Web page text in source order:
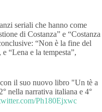
seriali che hanno come
di Costanza” e “Costanza
“Non è la fine del
“Lena e la tempesta”,
con il suo nuovo libro "Un tè a
nella narrativa italiana e 4°
Ph180Ejxwc